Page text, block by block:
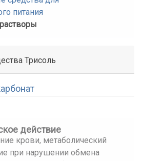
питания
Трисоль
действие
крови, метаболический
при нарушении обмена